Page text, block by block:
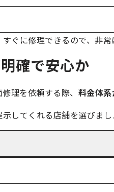
ぐに修理できるので、非常
確で安心か
理を依頼する際、 料金体
してくれる店舗を選びまし